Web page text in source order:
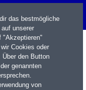
das bestmögliche
unserer
"Akzeptieren"
Cookies oder
Über den Button
genannten
von